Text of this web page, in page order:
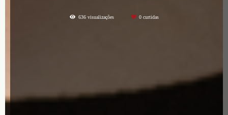
636visualizações 0curtidas